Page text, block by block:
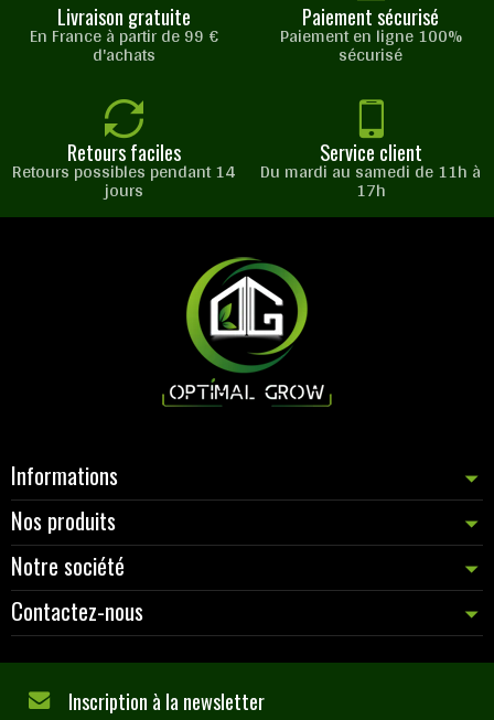
Livraison gratuite
En France à partir de 99 €
d'achats
Paiement sécurisé
Paiement en ligne 100%
sécurisé
Retours faciles
Retours possibles pendant 14
jours
Service client
Du mardi au samedi de 11h à
17h
Informations
Nos produits
Notre société
Contactez-nous
Inscription à la newsletter